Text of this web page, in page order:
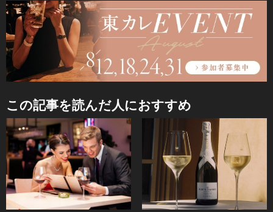
この記事を読んだ人におすすめ